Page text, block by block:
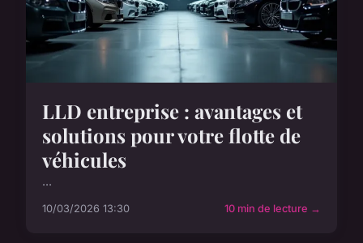
LLD entreprise : avantages et
solutions pour votre flotte de
véhicules
...
10/03/2026 13:30 10 min de lecture →